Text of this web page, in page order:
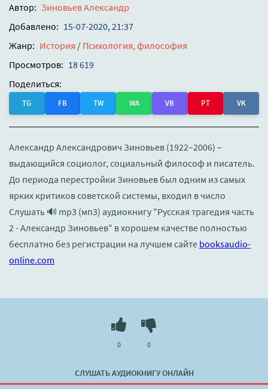
Автор: Зиновьев Александр
Добавлено: 15-07-2020, 21:37
Жанр: История / Психология, философия
Просмотров: 18 619
Поделиться:
TG FB TW WA VB PT VK
Александр Александрович Зиновьев (1922–2006) –
выдающийся социолог, социальный философ и писатель.
До периода перестройки Зиновьев был одним из самых
ярких критиков советской системы, входил в число
Слушать 🔊 mp3 (мп3) аудиокнигу "Русская трагедия часть
2 - Александр Зиновьев" в хорошем качестве полностью
бесплатно без регистрации на лучшем сайте booksaudio-
online.com
СЛУШАТЬ АУДИОКНИГУ ОНЛАЙН
0 0